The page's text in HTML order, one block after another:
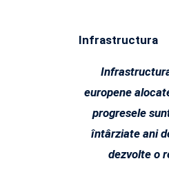
Infrastructura
europene
progresele
întârziate ani
dezvolte o